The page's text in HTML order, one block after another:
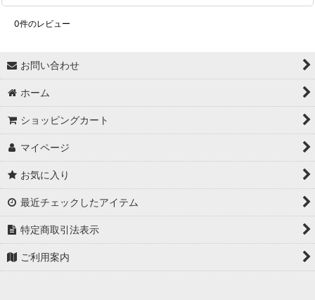
0件のレビュー
お問い合わせ
ホーム
ショッピングカート
マイページ
お気に入り
最近チェックしたアイテム
特定商取引法表示
ご利用案内